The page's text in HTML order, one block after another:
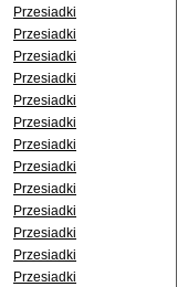
Przesiadki
Przesiadki
Przesiadki
Przesiadki
Przesiadki
Przesiadki
Przesiadki
Przesiadki
Przesiadki
Przesiadki
Przesiadki
Przesiadki
Przesiadki